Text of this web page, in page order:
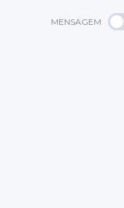
MENSAGEM